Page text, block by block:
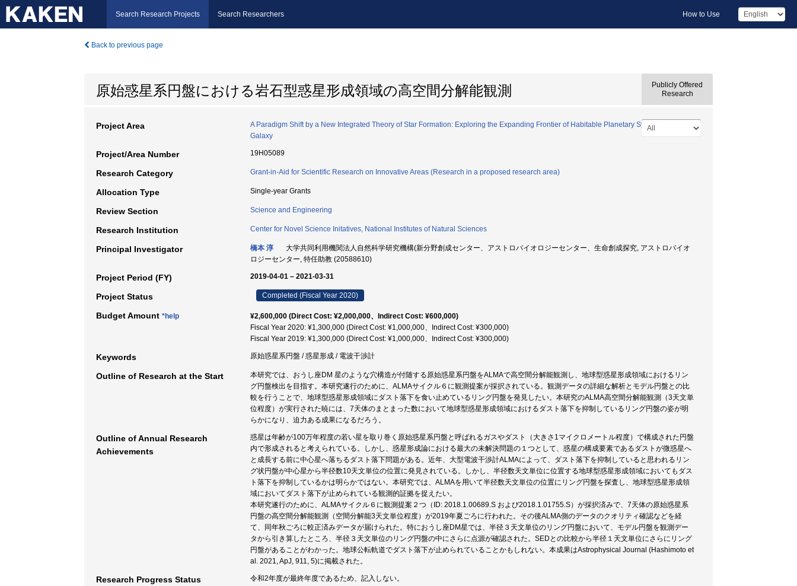
Search Research Projects Search Researchers How to Use
Back to previous page
原始惑星系円盤における岩石型惑星形成領域の高空間分解能観測
Publicly Offered
Research
Project Area
A Paradigm Shift by a New Integrated Theory of Star Formation: Exploring the Expanding Frontier of Habitable Planetary Systems in Our
Galaxy
Project/Area Number 19H05089
Research Category Grant-in-Aid for Scientific Research on Innovative Areas (Research in a proposed research area)
Allocation Type Single-year Grants
Review Section Science and Engineering
Research Institution Center for Novel Science Initatives, National Institutes of Natural Sciences
Principal Investigator 橋本 淳
大学共同利用機関法人自然科学研究機構(新分野創成センター、アストロバイオロジーセンター、生命創成探究, アストロバイオ
ロジーセンター, 特任助教 (20588610)
Project Period (FY) 2019-04-01 – 2021-03-31
Project Status Completed (Fiscal Year 2020)
Budget Amount *help
¥2,600,000 (Direct Cost: ¥2,000,000、Indirect Cost: ¥600,000)
Fiscal Year 2020: ¥1,300,000 (Direct Cost: ¥1,000,000、Indirect Cost: ¥300,000)
Fiscal Year 2019: ¥1,300,000 (Direct Cost: ¥1,000,000、Indirect Cost: ¥300,000)
Keywords 原始惑星系円盤 / 惑星形成 / 電波干渉計
Outline of Research at the Start
本研究では、おうし座DM 星のような穴構造が付随する原始惑星系円盤をALMAで高空間分解能観測し、地球型惑星形成領域におけるリン
グ円盤検出を目指す。本研究遂行のために、ALMAサイクル６に観測提案が採択されている。観測データの詳細な解析とモデル円盤との比
較を行うことで、地球型惑星形成領域にダスト落下を食い止めているリング円盤を発見したい。本研究のALMA高空間分解能観測（3天文単
位程度）が実行された暁には、7天体のまとまった数において地球型惑星形成領域におけるダスト落下を抑制しているリング円盤の姿が明
らかになり、迫力ある成果になるだろう。
Outline of Annual Research
Achievements
惑星は年齢が100万年程度の若い星を取り巻く原始惑星系円盤と呼ばれるガスやダスト（大きさ1マイクロメートル程度）で構成された円盤
内で形成されると考えられている。しかし、惑星形成論における最大の未解決問題の１つとして、惑星の構成要素であるダストが微惑星へ
と成長する前に中心星へ落ちるダスト落下問題がある。近年、大型電波干渉計ALMAによって、ダスト落下を抑制していると思われるリン
グ状円盤が中心星から半径数10天文単位の位置に発見されている。しかし、半径数天文単位に位置する地球型惑星形成領域においてもダス
ト落下を抑制しているかは明らかではない。本研究では、ALMAを用いて半径数天文単位の位置にリング円盤を探査し、地球型惑星形成領
域においてダスト落下が止められている観測的証拠を捉えたい。
本研究遂行のために、ALMAサイクル６に観測提案２つ（ID: 2018.1.00689.S および2018.1.01755.S）が採択済みで、7天体の原始惑星系
円盤の高空間分解能観測（空間分解能3天文単位程度）が2019年夏ごろに行われた。その後ALMA側のデータのクオリティ確認などを経
て、同年秋ごろに較正済みデータが届けられた。特におうし座DM星では、半径３天文単位のリング円盤において、モデル円盤を観測デー
タから引き算したところ、半径３天文単位のリング円盤の中にさらに点源が確認された。SEDとの比較から半径１天文単位にさらにリング
円盤があることがわかった。地球公転軌道でダスト落下が止められていることかもしれない。本成果はAstrophysical Journal (Hashimoto et
al. 2021, ApJ, 911, 5)に掲載された。
Research Progress Status 令和2年度が最終年度であるため、記入しない。